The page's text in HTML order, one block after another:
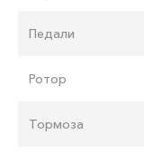
Педали
Ротор
Тормоза